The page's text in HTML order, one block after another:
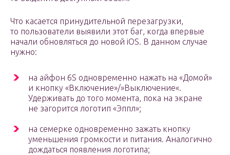
Что касается принудительной перезагрузки,
то пользователи выявили этот баг, когда впервые
начали обновляться до новой iOS. В данном случае
нужно:
на айфон 6S одновременно нажать на «Домой»
и кнопку «Включение»/»Выключение«.
Удерживать до того момента, пока на экране
не загорится логотип «Эппл»;
на семерке одновременно зажать кнопку
уменьшения громкости и питания. Аналогично
дождаться появления логотипа;